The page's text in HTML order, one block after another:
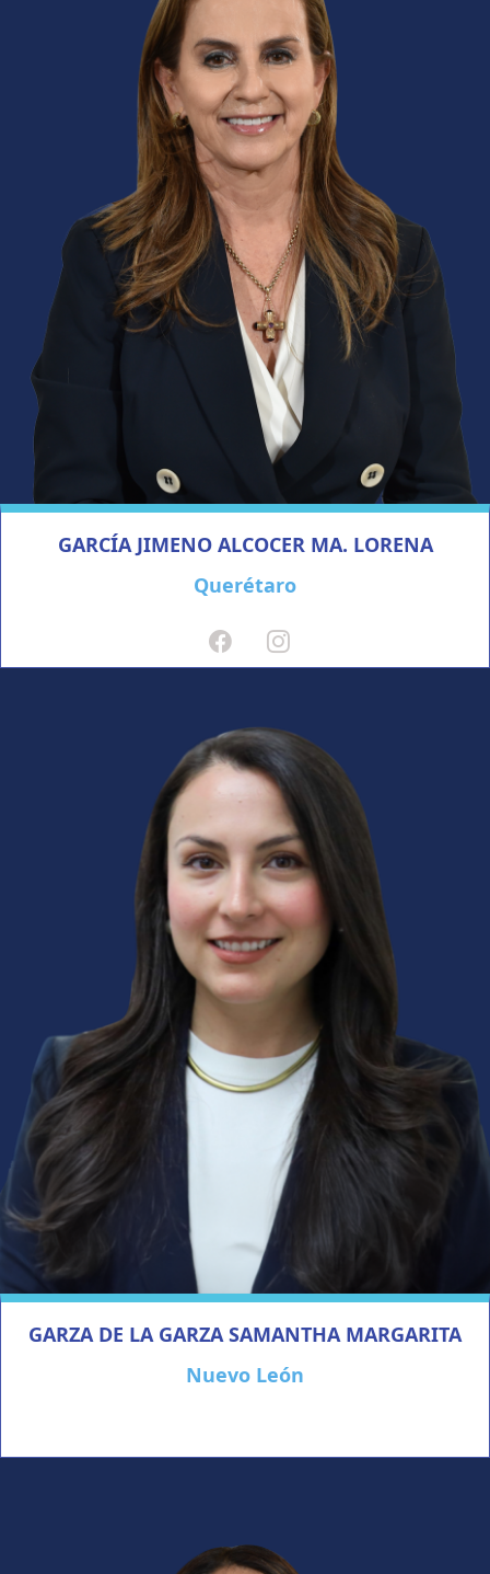
GARCÍA JIMENO ALCOCER MA. LORENA
Querétaro
GARZA DE LA GARZA SAMANTHA MARGARITA
Nuevo León